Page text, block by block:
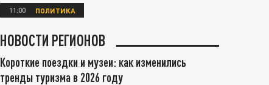
11:00 ПОЛИТИКА
НОВОСТИ РЕГИОНОВ
Короткие поездки и музеи: как изменились
тренды туризма в 2026 году